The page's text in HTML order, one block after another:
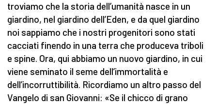
troviamo che la storia dell’umanità nasce in un
giardino, nel giardino dell’Eden, e da quel giardino
noi sappiamo che i nostri progenitori sono stati
cacciati finendo in una terra che produceva triboli
e spine. Ora, qui abbiamo un nuovo giardino, in cui
viene seminato il seme dell’immortalità e
dell’incorruttibilità. Ricordiamo un altro passo del
Vangelo di san Giovanni: «Se il chicco di grano